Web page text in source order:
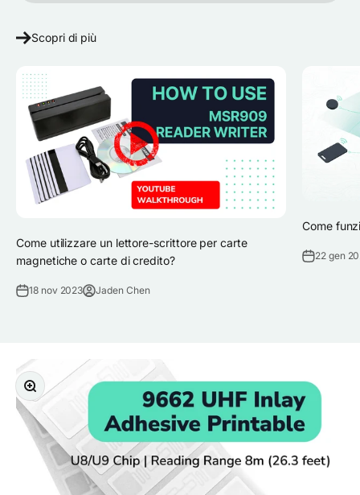
Scopri di più
Come utilizzare un lettore-scrittore per carte
magnetiche o carte di credito?
18 nov 2023 Jaden Chen
Come
22 gen
Ingrandisci immagine